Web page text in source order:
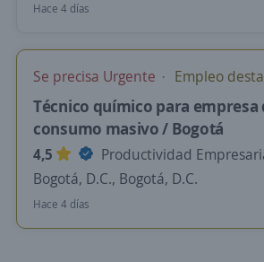
Hace 4 días
Se precisa Urgente Empleo
Técnico químico para empresa
consumo masivo / Bogotá
4,5
Productividad
Bogotá, D.C., Bogotá, D.C.
Hace 4 días